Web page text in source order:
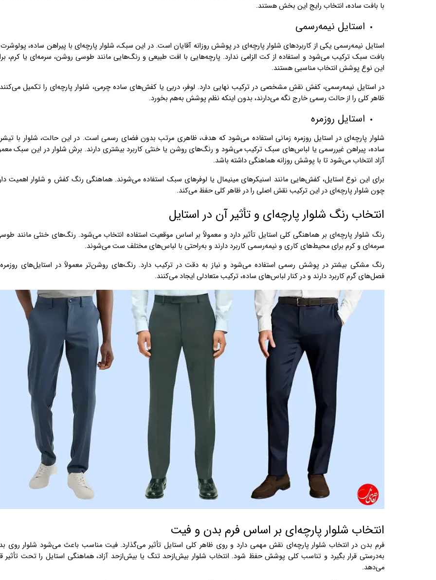
با بافت ساده، انتخاب رایج این بخش هستند.
استایل نیمه‌رسمی
استایل نیمه‌رسمی یکی از کاربردهای شلوار پارچه‌ای در پوشش روزانه آقایان است. در این سبک، شلوار پارچه‌ای با پیراهن ساده، پولوشرت
بافت سبک ترکیب می‌شود و استفاده از کت الزامی ندارد. پارچه‌هایی با افت طبیعی و رنگ‌هایی مانند طوسی روشن، سرمه‌ای یا کرم،
این نوع پوشش انتخاب مناسبی هستند.
در استایل نیمه‌رسمی، کفش نقش مشخصی در ترکیب نهایی دارد. لوفر، دربی یا کفش‌های ساده چرمی، شلوار پارچه‌ای را تکمیل
ظاهر کلی را از حالت رسمی خارج نگه می‌دارند، بدون اینکه نظم پوشش به‌هم بخورد.
استایل روزمره
شلوار پارچه‌ای در استایل روزمره زمانی استفاده می‌شود که هدف، ظاهری مرتب بدون فضای رسمی است. در این حالت، شلوار با
ساده، پیراهن غیررسمی یا لباس‌های سبک ترکیب می‌شود و رنگ‌های روشن یا خنثی کاربرد بیشتری دارند. برش شلوار در این سبک
آزاد انتخاب می‌شود تا با پوشش روزانه هماهنگی داشته باشد.
برای این نوع استایل، کفش‌هایی مانند اسنیکرهای مینیمال یا لوفرهای سبک استفاده می‌شوند. هماهنگی رنگ کفش و شلوار اهمیت
چون شلوار پارچه‌ای در این ترکیب نقش اصلی را در ظاهر کلی حفظ می‌کند.
انتخاب رنگ شلوار پارچه‌ای و تأثیر آن در استایل
رنگ شلوار پارچه‌ای بر هماهنگی کلی استایل تأثیر دارد و معمولاً بر اساس موقعیت استفاده انتخاب می‌شود. رنگ‌های خنثی مانند
سرمه‌ای و کرم برای محیط‌های کاری و نیمه‌رسمی کاربرد دارند و به‌راحتی با لباس‌های مختلف ست می‌شوند.
رنگ مشکی بیشتر در پوشش رسمی استفاده می‌شود و نیاز به دقت در ترکیب دارد. رنگ‌های روشن‌تر معمولاً در استایل‌های
فصل‌های گرم کاربرد دارند و در کنار لباس‌های ساده، ترکیب متعادلی ایجاد می‌کنند.
انتخاب شلوار پارچه‌ای بر اساس فرم بدن و فیت
فرم بدن در انتخاب شلوار پارچه‌ای نقش مهمی دارد و روی ظاهر کلی استایل تأثیر می‌گذارد. فیت مناسب باعث می‌شود شلوار روی
به‌درستی قرار بگیرد و تناسب کلی پوشش حفظ شود. انتخاب شلوار بیش‌ازحد تنگ یا بیش‌ازحد آزاد، هماهنگی استایل را تحت تأثیر
می‌دهد.